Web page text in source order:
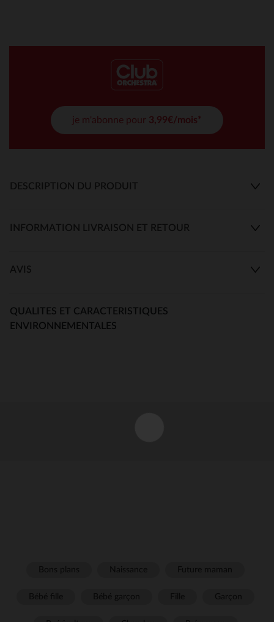
je m'abonne pour 3,99€/mois*
DESCRIPTION DU PRODUIT
INFORMATION LIVRAISON ET RETOUR
AVIS
QUALITES ET CARACTERISTIQUES
ENVIRONNEMENTALES